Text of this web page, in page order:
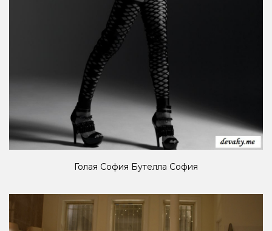
Голая София Бутелла София